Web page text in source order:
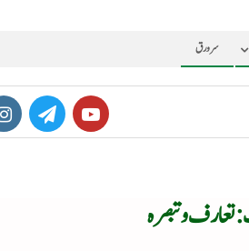
سرورق
: تعارف وتبصرہ